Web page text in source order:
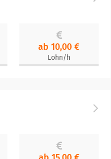
ab 10,00 €
Lohn/h